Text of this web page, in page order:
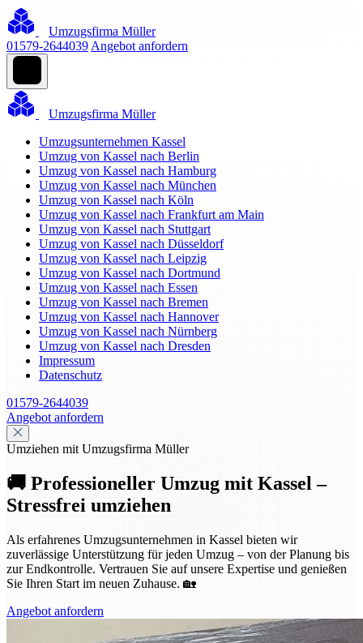
Umzugsfirma Müller
01579-2644039 Angebot anfordern
Umzugsfirma Müller
Umzugsunternehmen Kassel
Umzug von Kassel nach Berlin
Umzug von Kassel nach Hamburg
Umzug von Kassel nach München
Umzug von Kassel nach Köln
Umzug von Kassel nach Frankfurt am Main
Umzug von Kassel nach Stuttgart
Umzug von Kassel nach Düsseldorf
Umzug von Kassel nach Leipzig
Umzug von Kassel nach Dortmund
Umzug von Kassel nach Essen
Umzug von Kassel nach Bremen
Umzug von Kassel nach Hannover
Umzug von Kassel nach Nürnberg
Umzug von Kassel nach Dresden
Impressum
Datenschutz
01579-2644039
Angebot anfordern
Umziehen mit Umzugsfirma Müller
🚚 Professioneller Umzug mit Kassel –
Stressfrei umziehen
Als erfahrenes Umzugsunternehmen in Kassel bieten wir
zuverlässige Unterstützung für jeden Umzug – von der Planung bis
zur Endkontrolle. Vertrauen Sie auf unsere Expertise und genießen
Sie Ihren Start im neuen Zuhause. 🏡
Angebot anfordern